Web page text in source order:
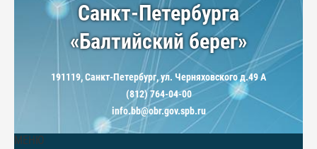
Санкт-Петербурга
«Балтийский берег»
191119, Санкт-Петербург, ул. Черняховского д.49 А
(812) 764-04-00
info.bb@obr.gov.spb.ru
МЕНЮ